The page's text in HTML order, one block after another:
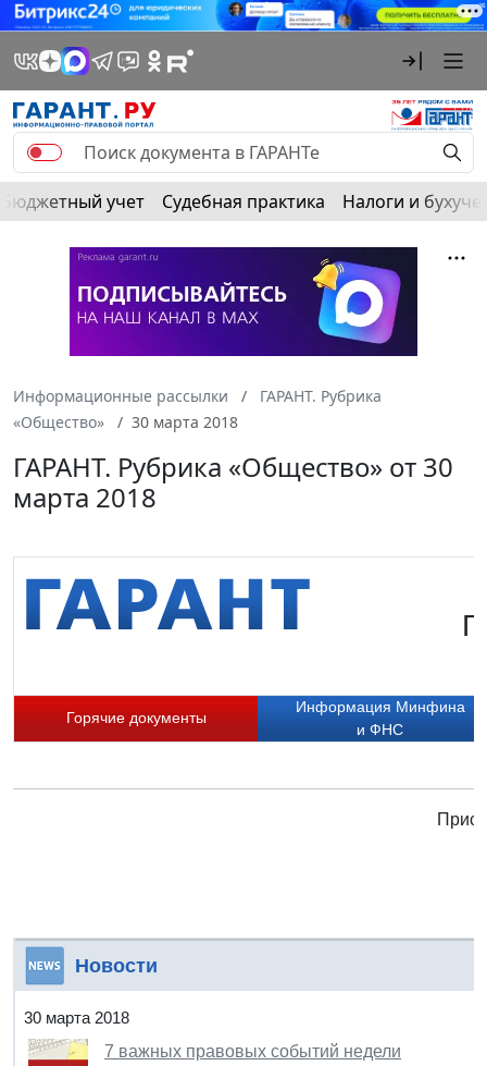
Бюджетный учет Судебная практика Налоги и
Информационные рассылки
ГАРАНТ. Рубрика
«Общество»
30 марта 2018
ГАРАНТ. Рубрика «Общество» от 30
марта 2018
Горячие документы
Информация Минфина
и ФНС
Новости
30 марта 2018
7 важных правовых событий недели